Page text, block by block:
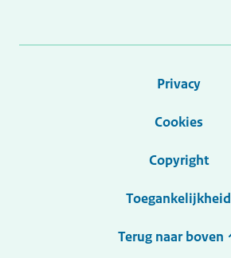
Privacy
Cookies
Copyright
Toegankelijkheid
Terug naar boven